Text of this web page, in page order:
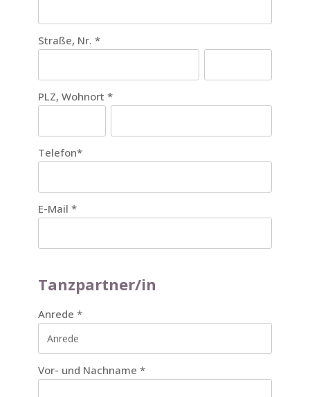
Straße, Nr. *
PLZ, Wohnort *
Telefon*
E-Mail *
Tanzpartner/in
Anrede *
Vor- und Nachname *